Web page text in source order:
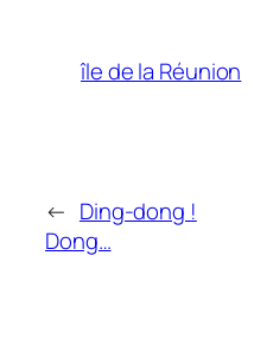
île de la Réunion
← Ding-dong !
Dong…